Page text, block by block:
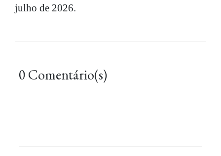
julho de 2026.
0 Comentário(s)